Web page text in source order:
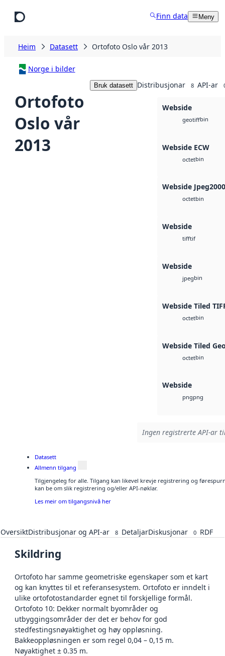
Finn data Meny
Heim Datasett Ortofoto Oslo vår 2013
Norge i bilder
Ortofoto
Oslo vår
2013
Bruk datasett Distribusjonar 8 API-ar
Webside
geotiffbin
Webside ECW
octetbin
Webside Jpeg2000
octetbin
Webside
tifftif
Webside
jpegbin
Webside Tiled
octetbin
Webside Tiled
octetbin
Webside
pngpng
Ingen registrerte API-ar
Datasett
Allmenn tilgang
Tilgjengeleg for alle. Tilgang kan likevel krevje registrering og
kan be om slik registrering og/eller API-nøklar.
Les meir om tilgangsnivå her
OversiktDistribusjonar og API-ar 8 DetaljarDiskusjonar 0 RDF
Skildring
Ortofoto har samme geometriske egenskaper som et kart
og kan knyttes til et referansesystem. Ortofoto er inndelt i
ulike ortofotostandarder egnet til forskjellige formål.
Ortofoto 10: Dekker normalt byområder og
utbyggingsområder der det er behov for god
stedfestingsnøyaktighet og høy oppløsning.
Bakkeoppløsningen er som regel 0,04 – 0,15 m.
Nøyaktighet ± 0.35 m.